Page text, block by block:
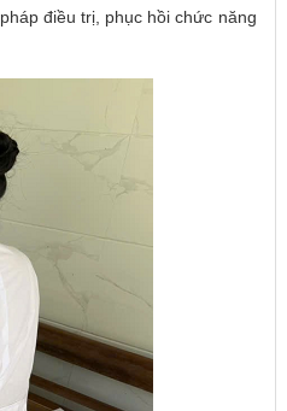
điều trị, phục hồi chức năng